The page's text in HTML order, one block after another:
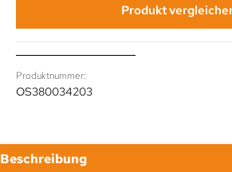
Produkt
Produktnummer:
OS380034203
Beschreibung